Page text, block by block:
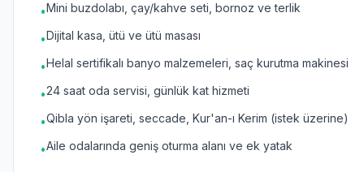
•Mini buzdolabı, çay/kahve seti, bornoz ve terlik
•Dijital kasa, ütü ve ütü masası
•Helal sertifikalı banyo malzemeleri, saç kurutma makinesi
•24 saat oda servisi, günlük kat hizmeti
•Qibla yön işareti, seccade, Kur'an-ı Kerim (istek üzerine)
•Aile odalarında geniş oturma alanı ve ek yatak